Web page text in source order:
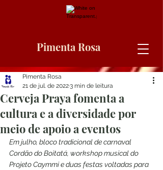
Pimenta Rosa
Cerveja Praya fomenta a
cultura e a diversidade por
meio de apoio a eventos
Pimenta Rosa
21 de jul. de 20223 min de leitura
Em julho, bloco tradicional de carnaval
Cordão do Boitatá, workshop musical do
Projeto Caymmi e duas festas voltadas para